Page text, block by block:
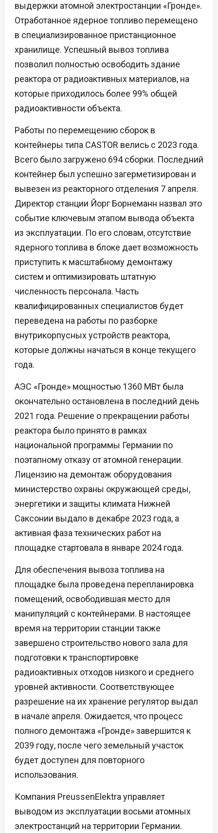
выдержки атомной электростанции «Гронде».
Отработанное ядерное топливо перемещено
в специализированное пристанционное
хранилище. Успешный вывоз топлива
позволил полностью освободить здание
реактора от радиоактивных материалов, на
которые приходилось более 99% общей
радиоактивности объекта.
Работы по перемещению сборок в
контейнеры типа CASTOR велись с 2023 года.
Всего было загружено 694 сборки. Последний
контейнер был успешно загерметизирован и
вывезен из реакторного отделения 7 апреля.
Директор станции Йорг Борнеманн назвал это
событие ключевым этапом вывода объекта
из эксплуатации. По его словам, отсутствие
ядерного топлива в блоке дает возможность
приступить к масштабному демонтажу
систем и оптимизировать штатную
численность персонала. Часть
квалифицированных специалистов будет
переведена на работы по разборке
внутрикорпусных устройств реактора,
которые должны начаться в конце текущего
года.
АЭС «Гронде» мощностью 1360 МВт была
окончательно остановлена в последний день
2021 года. Решение о прекращении работы
реактора было принято в рамках
национальной программы Германии по
поэтапному отказу от атомной генерации.
Лицензию на демонтаж оборудования
министерство охраны окружающей среды,
энергетики и защиты климата Нижней
Саксонии выдало в декабре 2023 года, а
активная фаза технических работ на
площадке стартовала в январе 2024 года.
Для обеспечения вывоза топлива на
площадке была проведена перепланировка
помещений, освободившая место для
манипуляций с контейнерами. В настоящее
время на территории станции также
завершено строительство нового зала для
подготовки к транспортировке
радиоактивных отходов низкого и среднего
уровней активности. Соответствующее
разрешение на их хранение регулятор выдал
в начале апреля. Ожидается, что процесс
полного демонтажа «Гронде» завершится к
2039 году, после чего земельный участок
будет доступен для повторного
использования.
Компания PreussenElektra управляет
выводом из эксплуатации восьми атомных
электростанций на территории Германии.